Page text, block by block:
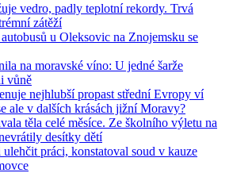
vedro, padly teplotní rekordy. Trvá
zátěží
u Oleksovic na Znojemsku se
na moravské víno: U jedné šarže
vůně
nejhlubší propast střední Evropy ví
ale v dalších krásách jižní Moravy?
těla celé měsíce. Ze školního výletu na
desítky dětí
práci, konstatoval soud v kauze